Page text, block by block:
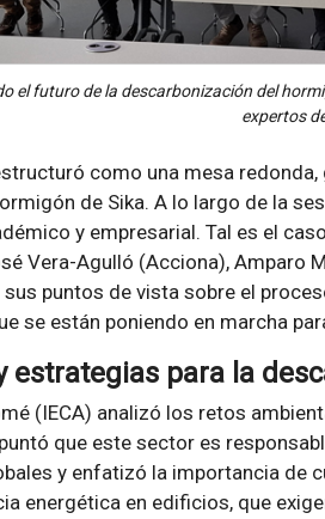
el futuro de la descarbonización del
expertos
como una mesa
de Sika. A lo largo de la
y empresarial. Tal es el
Vera-Agulló (Acciona), Amparo
puntos de vista sobre el
se están poniendo en marcha
estrategias para la
(IECA) analizó los retos
que este sector es
y enfatizó la importancia de
energética en edificios, que